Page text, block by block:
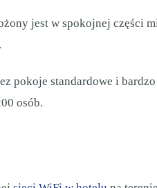
jest w spokojnej części
pokoje standardowe i
osób.